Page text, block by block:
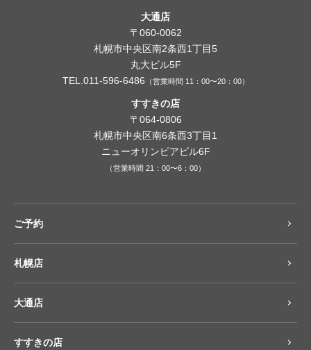
大通店
〒060-0062
札幌市中央区南2条西1丁目5
丸大ビル5F
TEL.011-596-6486 （営業時間 11：00〜20：00）
すすきの店
〒064-0806
札幌市中央区南6条西3丁目1
ニューオリンピアビル6F
（営業時間 21：00〜6：00）
ご予約
札幌店
大通店
すすきの店